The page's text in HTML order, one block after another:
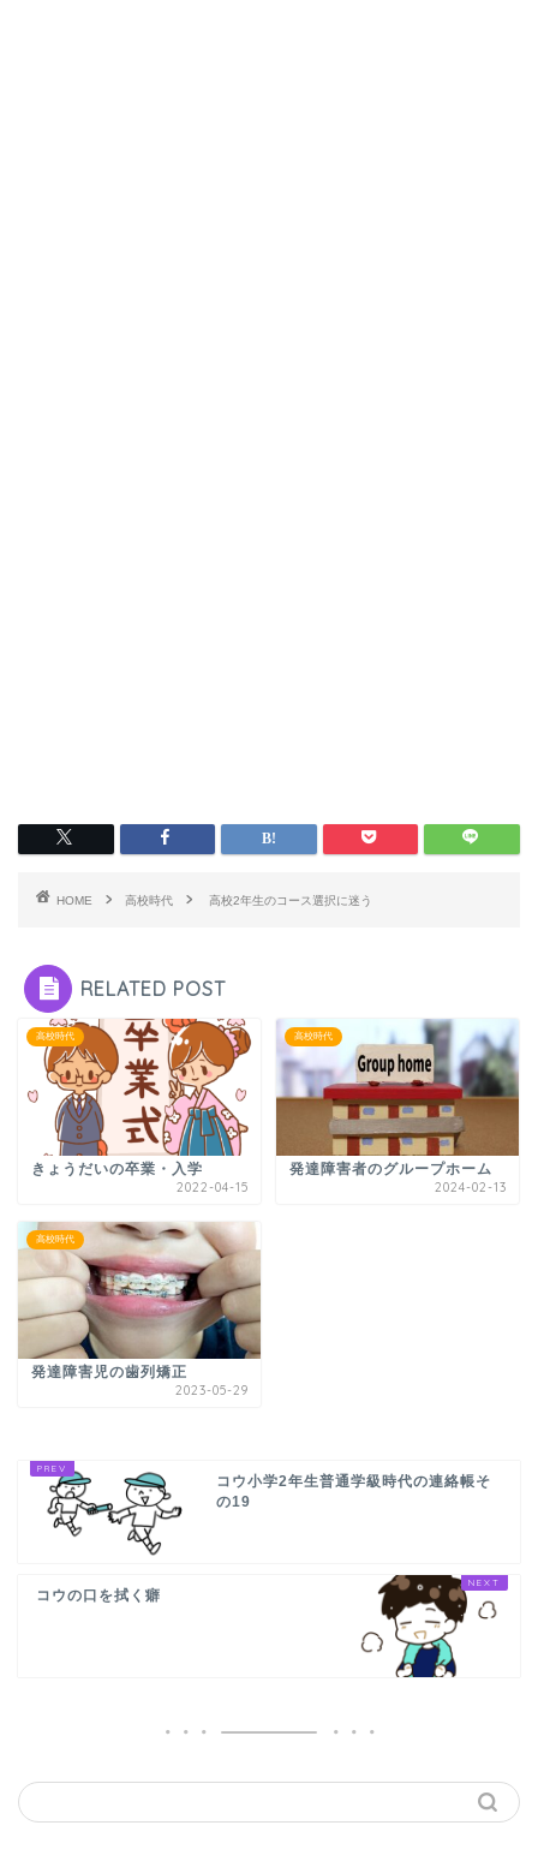
HOME 高校時代 高校2年生のコース選択に迷う
RELATED POST
高校時代
きょうだいの卒業・入学
2022-04-15
高校時代
発達障害者のグループホーム
2024-02-13
高校時代
発達障害児の歯列矯正
2023-05-29
コウ小学2年生普通学級時代の連絡帳そ
の19
コウの口を拭く癖